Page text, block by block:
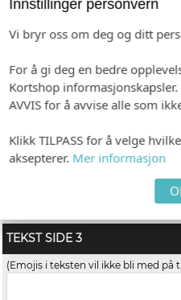
TEKST SIDE 2
TEKST SIDE 3
(Emojis i teksten vil ikke bli med på
Innstillinger personvern
Vi bryr oss om deg og ditt
For å gi deg en bedre
Kortshop
AVVIS for å avvise alle som
Klikk TILPASS for å velge
aksepterer. Mer informasjon